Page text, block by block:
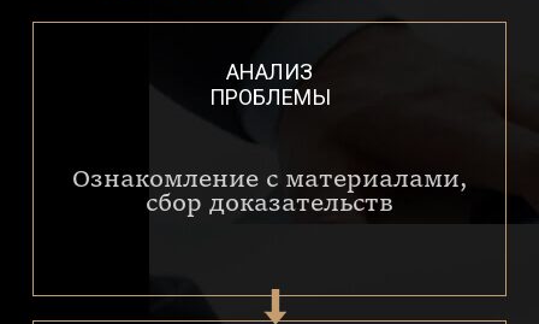
АНАЛИЗ
ПРОБЛЕМЫ
Ознакомление с материалами,
сбор доказательств